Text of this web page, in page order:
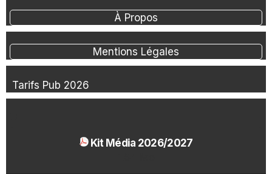
À Propos
Mentions Légales
Tarifs Pub 2026
Kit Média 2026/2027